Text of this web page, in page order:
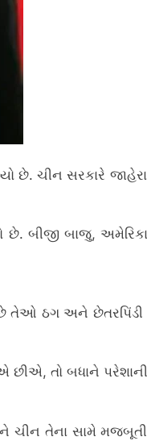
છે. ચીન સરકારે
છે. બીજી બાજુ,
છે તેઓ ઠગ અને
છીએ, તો બધાને
ચીન તેના સામે